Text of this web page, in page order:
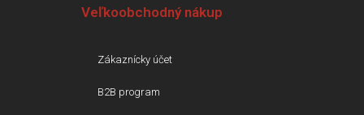
Veľkoobchodný nákup
Zákaznícky účet
B2B program